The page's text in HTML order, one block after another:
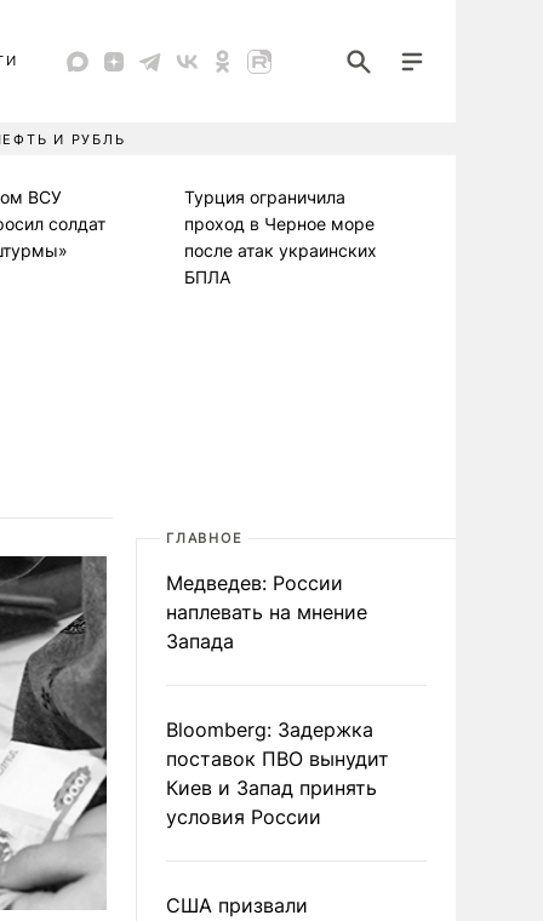
И РУБЛЬ
ВСУ
солдат
Турция ограничила
проход в Черное море
после атак украинских
БПЛА
ГЛАВНОЕ
Медведев: России
наплевать на мнение
Запада
Bloomberg: Задержка
поставок ПВО вынудит
Киев и Запад принять
условия России
США призвали